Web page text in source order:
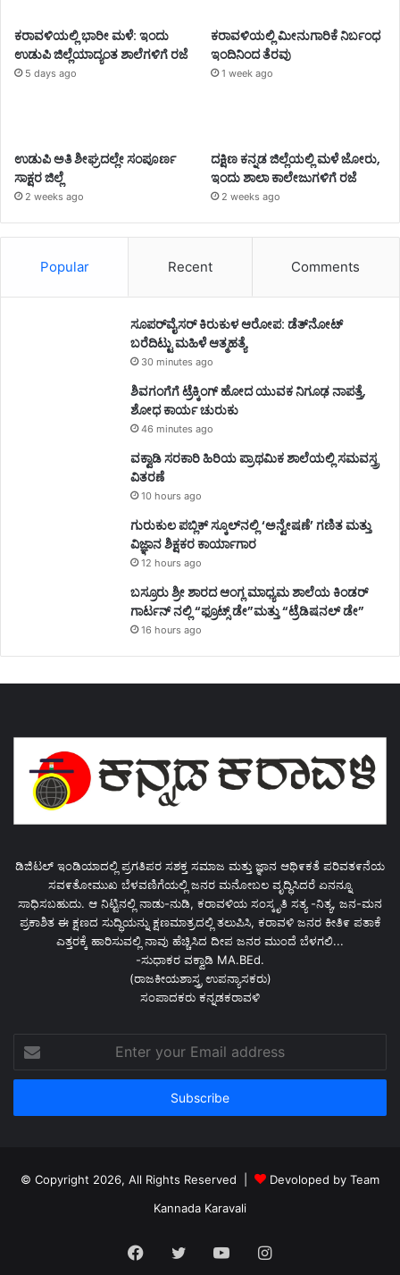
ಕರಾವಳಿಯಲ್ಲಿ ಭಾರೀ ಮಳೆ: ಇಂದು
ಉಡುಪಿ ಜಿಲ್ಲೆಯಾದ್ಯಂತ ಶಾಲೆಗಳಿಗೆ ರಜೆ
5 days ago
ಕರಾವಳಿಯಲ್ಲಿ ಮೀನುಗಾರಿಕೆ ನಿರ್ಬಂಧ
ಇಂದಿನಿಂದ ತೆರವು
1 week ago
ಉಡುಪಿ ಅತಿ ಶೀಘ್ರದಲ್ಲೇ ಸಂಪೂರ್ಣ
ಸಾಕ್ಷರ ಜಿಲ್ಲೆ
2 weeks ago
ದಕ್ಷಿಣ ಕನ್ನಡ ಜಿಲ್ಲೆಯಲ್ಲಿ ಮಳೆ ಜೋರು,
ಇಂದು ಶಾಲಾ ಕಾಲೇಜುಗಳಿಗೆ ರಜೆ
2 weeks ago
Popular Recent Comments
ಸೂಪರ್‌ವೈಸರ್‌ ಕಿರುಕುಳ ಆರೋಪ: ಡೆತ್‌ನೋಟ್‌
ಬರೆದಿಟ್ಟು ಮಹಿಳೆ ಆತ್ಮಹತ್ಯೆ
30 minutes ago
ಶಿವಗಂಗೆಗೆ ಟ್ರೆಕ್ಕಿಂಗ್‌ ಹೋದ ಯುವಕ ನಿಗೂಢ ನಾಪತ್ತೆ,
ಶೋಧ ಕಾರ್ಯ ಚುರುಕು
46 minutes ago
ವಕ್ವಾಡಿ ಸರಕಾರಿ ಹಿರಿಯ ಪ್ರಾಥಮಿಕ ಶಾಲೆಯಲ್ಲಿ ಸಮವಸ್ತ್ರ
ವಿತರಣೆ
10 hours ago
ಗುರುಕುಲ ಪಬ್ಲಿಕ್ ಸ್ಕೂಲ್‌ನಲ್ಲಿ ‘ಅನ್ವೇಷಣೆ’ ಗಣಿತ ಮತ್ತು
ವಿಜ್ಞಾನ ಶಿಕ್ಷಕರ ಕಾರ್ಯಾಗಾರ
12 hours ago
ಬಸ್ರೂರು ಶ್ರೀ ಶಾರದ ಆಂಗ್ಲ ಮಾಧ್ಯಮ ಶಾಲೆಯ ಕಿಂಡರ್
ಗಾರ್ಟನ್ ನಲ್ಲಿ “ಫ್ರೂಟ್ಸ್ ಡೇ”ಮತ್ತು “ಟ್ರೆಡಿಷನಲ್ ಡೇ”
16 hours ago
ಡಿಜಿಟಲ್ ಇಂಡಿಯಾದಲ್ಲಿ ಪ್ರಗತಿಪರ ಸಶಕ್ತ ಸಮಾಜ ಮತ್ತು ಜ್ಞಾನ ಆಥಿ೯ಕತೆ ಪರಿವತ೯ನೆಯ
ಸವ೯ತೋಮುಖ ಬೆಳವಣಿಗೆಯಲ್ಲಿ ಜನರ ಮನೋಬಲ ವೃದ್ಧಿಸಿದರೆ ಏನನ್ನೂ
ಸಾಧಿಸಬಹುದು. ಆ ನಿಟ್ಟಿನಲ್ಲಿ ನಾಡು-ನುಡಿ, ಕರಾವಳಿಯ ಸಂಸ್ಕೃತಿ ಸತ್ಯ -ನಿತ್ಯ, ಜನ-ಮನ
ಪ್ರಕಾಶಿತ ಈ ಕ್ಷಣದ ಸುದ್ಧಿಯನ್ನು ಕ್ಷಣಮಾತ್ರದಲ್ಲಿ ತಲುಪಿಸಿ, ಕರಾವಳಿ ಜನರ ಕೀತಿ೯ ಪತಾಕೆ
ಎತ್ತರಕ್ಕೆ ಹಾರಿಸುವಲ್ಲಿ ನಾವು ಹೆಚ್ಚಿಸಿದ ದೀಪ ಜನರ ಮುಂದೆ ಬೆಳಗಲಿ...
-ಸುಧಾಕರ ವಕ್ವಾಡಿ MA.BEd.
(ರಾಜಕೀಯಶಾಸ್ತ್ರ ಉಪನ್ಯಾಸಕರು)
ಸಂಪಾದಕರು ಕನ್ನಡಕರಾವಳಿ
your
Email
© Copyright 2026, All Rights Reserved |
Devoloped by Team
Kannada Karavali
Facebook
TwitterYouTubeInstagram